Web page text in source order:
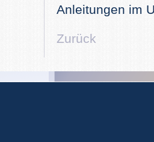
Anleitungen im
Zurück